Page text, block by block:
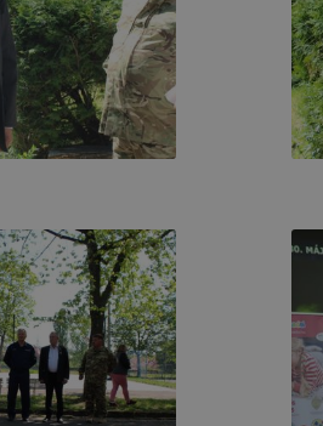
előfordulhat, hogy
teljes körű használatára,
böngészőjében.